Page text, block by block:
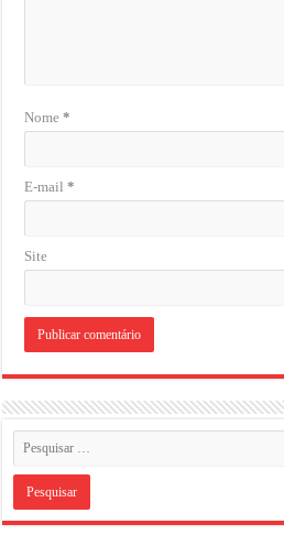
Nome*
E-mail*
Site